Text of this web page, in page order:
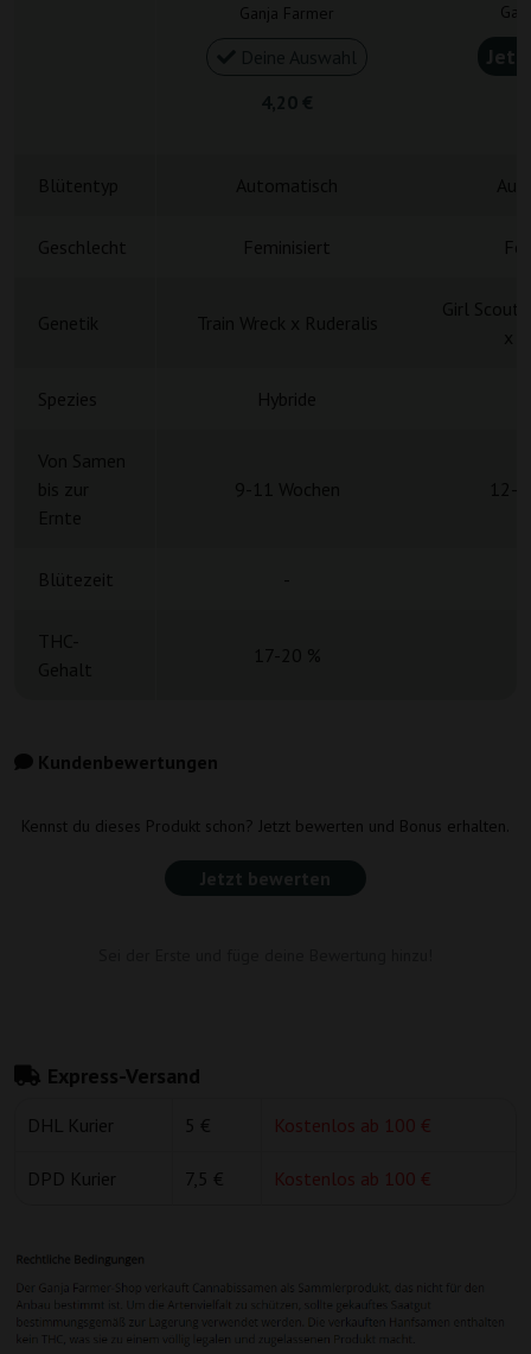
Ganja Farmer
Geschlecht Feminisiert
Spezies Hybride
Blütezeit -
Kundenbewertungen
Kennst du dieses Produkt schon? Jetzt bewerten und Bonus erhalten.
Jetzt bewerten
Express-Versand
DHL Kurier 5 € Kostenlos ab 100 €
DPD Kurier 7,5 € Kostenlos ab 100 €